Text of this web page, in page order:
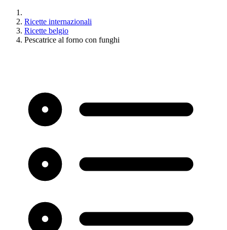
Ricette internazionali
Ricette belgio
Pescatrice al forno con funghi